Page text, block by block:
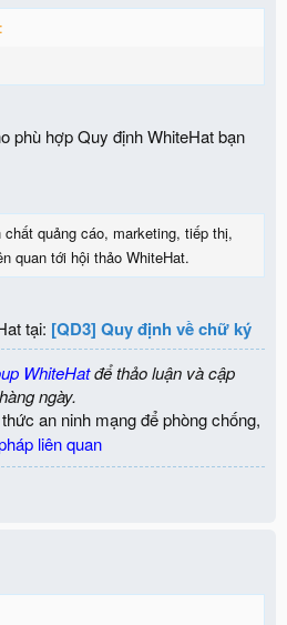
phù hợp Quy định WhiteHat bạn
quảng cáo, marketing, tiếp thị,
quan tới hội thảo WhiteHat.
tại: [QD3] Quy định về chữ ký
WhiteHatđể thảo luận và cập
ngày.
an ninh mạng để phòng chống,
liên quan